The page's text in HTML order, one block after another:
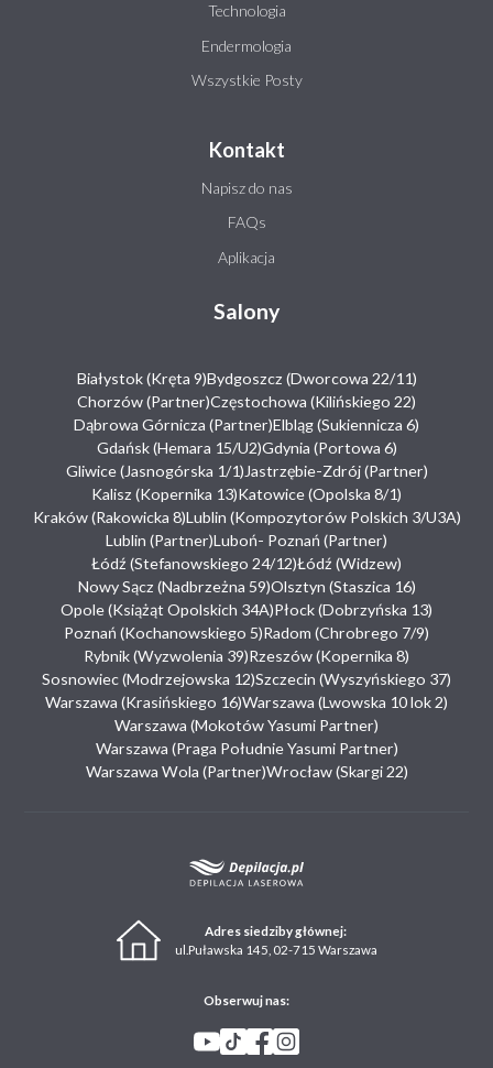
Technologia
Endermologia
Wszystkie Posty
Kontakt
Napisz do nas
FAQs
Aplikacja
Salony
Białystok (Kręta 9)Bydgoszcz (Dworcowa 22/11)
Chorzów (Partner)Częstochowa (Kilińskiego 22)
Dąbrowa Górnicza (Partner)Elbląg (Sukiennicza 6)
Gdańsk (Hemara 15/U2)Gdynia (Portowa 6)
Gliwice (Jasnogórska 1/1) Jastrzębie-Zdrój (Partner)
Kalisz (Kopernika 13)Katowice (Opolska 8/1)
Kraków (Rakowicka 8)Lublin (Kompozytorów Polskich 3/U3A)
Lublin (Partner)Luboń- Poznań (Partner)
Łódź (Stefanowskiego 24/12)Łódź (Widzew)
Nowy Sącz (Nadbrzeżna 59)Olsztyn (Staszica 16)
Opole (Książąt Opolskich 34A)Płock (Dobrzyńska 13)
Poznań (Kochanowskiego 5)Radom (Chrobrego 7/9)
Rybnik (Wyzwolenia 39)Rzeszów (Kopernika 8)
Sosnowiec (Modrzejowska 12)Szczecin (Wyszyńskiego 37)
Warszawa (Krasińskiego 16)Warszawa (Lwowska 10 lok 2)
Warszawa (Mokotów Yasumi Partner)
Warszawa (Praga Południe Yasumi Partner)
Warszawa Wola (Partner)Wrocław (Skargi 22)
Adres siedziby głównej:
ul.Puławska 145, 02-715 Warszawa
Obserwuj nas: